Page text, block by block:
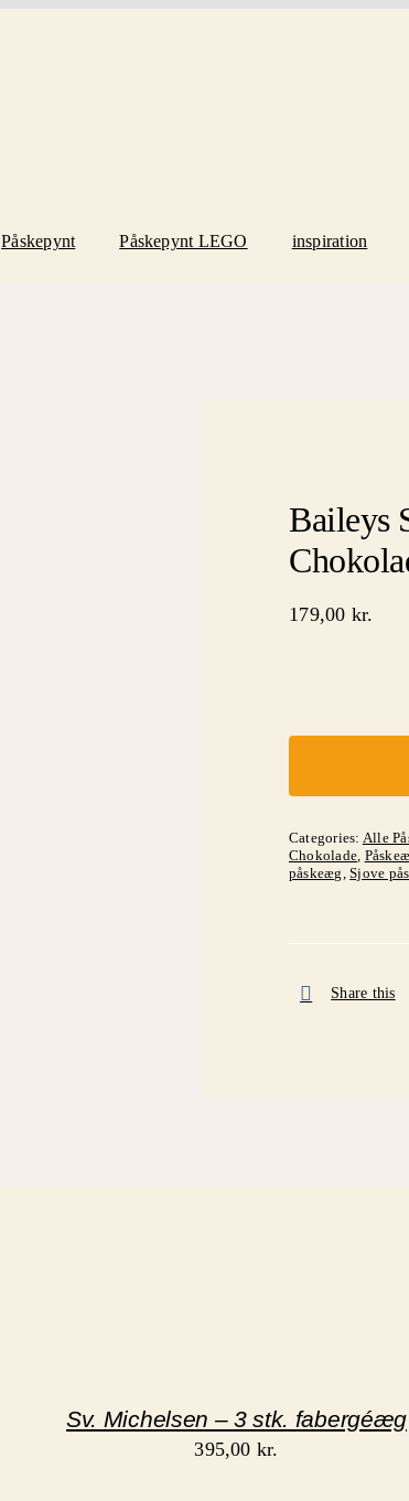
Påskepynt Påskepynt LEGO inspiration
Baileys
179,00 kr.
Categories: Alle
Chokolade,
påskeæg,Sjove
Share this
Sv. Michelsen – 3 stk. fabergéæg
395,00 kr.